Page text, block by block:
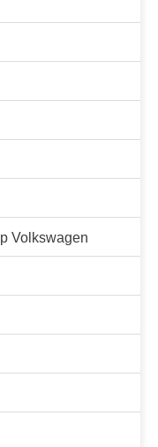
Volkswagen